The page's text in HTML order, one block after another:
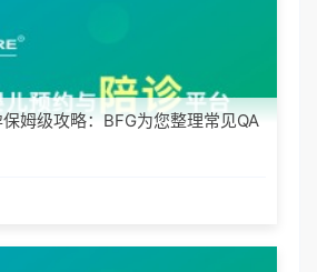
姆级攻略：BFG为您整理常见QA